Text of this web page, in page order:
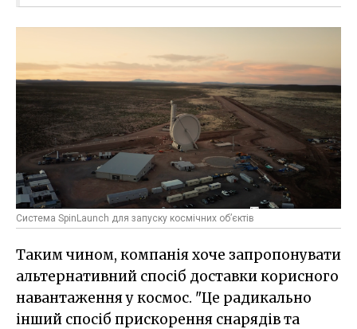
Система SpinLaunch для запуску космічних об’єктів
Таким чином, компанія хоче запропонувати
альтернативний спосіб доставки корисного
навантаження у космос. "Це радикально
інший спосіб прискорення снарядів та